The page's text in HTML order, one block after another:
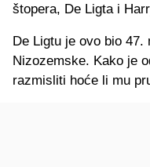
štopera, De Ligta i
De Ligtu je ovo bio 47.
Nizozemske. Kako je
razmisliti hoće li mu